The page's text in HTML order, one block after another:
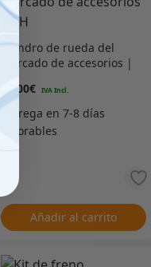
Cilindro de rueda del
mercado de accesorios |
27.00€
Añadir al carrito